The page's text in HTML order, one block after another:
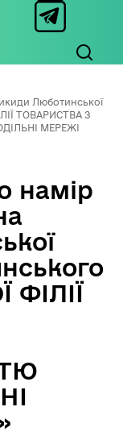
Люботинської
ТОВАРИСТВА З
МЕРЕЖІ
намір
ФІЛІЇ